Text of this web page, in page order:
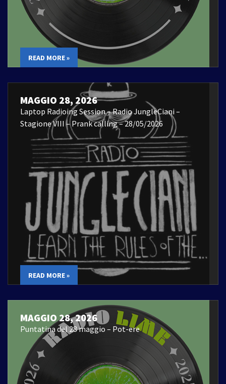
READ MORE »
MAGGIO 28, 2026
Laptop Radioing Session – Radio JungleCiani –
Stagione VIII – Prank calling – 28/05/2026
READ MORE »
MAGGIO 28, 2026
Puntatina del 28 maggio – Pot-ere